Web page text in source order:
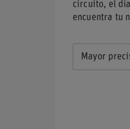
circuito, el
encuentra tu
Mayor